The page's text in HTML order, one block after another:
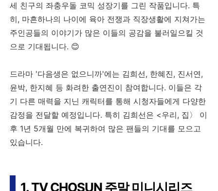
세 친구의 좌충우돌 코믹 성장기를 그린 작품입니다. 특
히, 마흔하나의 나이에 육아 전쟁과 직장생활에 지쳐가는
주인공들의 이야기가 많은 이들의 공감을 불러일으킬 것
으로 기대됩니다. 😊
드라마 '다음생은 없으니까'에는 김희선, 한혜진, 진서연,
윤박, 한지혜 등 화려한 출연진이 참여합니다. 이들은 각
기 다른 매력을 지닌 캐릭터를 통해 시청자들에게 다양한
감정을 전달할 예정입니다. 특히 김희선은 <우리, 집〉 이
후 1년 5개월 만에 복귀하여 많은 팬들의 기대를 모으고
있습니다.
1. TV CHOSUN 주말 미니시리즈